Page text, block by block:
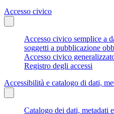
Accesso civico
Accesso civico semplice a
soggetti a pubblicazione
Accesso civico
Registro degli accessi
Accessibilità e catalogo di dati,
Catalogo dei dati, metadati